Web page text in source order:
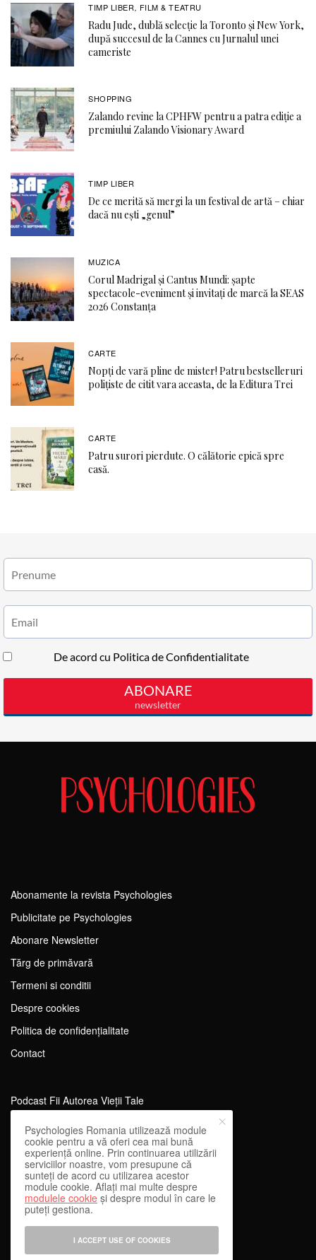
TIMP LIBER , FILM & TEATRU
Radu Jude, dublă selecție la Toronto și New York,
după succesul de la Cannes cu Jurnalul unei
cameriste
SHOPPING
Zalando revine la CPHFW pentru a patra ediție a
premiului Zalando Visionary Award
TIMP LIBER
De ce merită să mergi la un festival de artă – chiar
dacă nu ești „genul”
MUZICA
Corul Madrigal și Cantus Mundi: șapte
spectacole-eveniment și invitați de marcă la SEAS
2026 Constanța
CARTE
Nopți de vară pline de mister! Patru bestselleruri
polițiste de citit vara aceasta, de la Editura Trei
CARTE
Patru surori pierdute. O călătorie epică spre
casă.
Abonamente la revista Psychologies
Publicitate pe Psychologies
Abonare Newsletter
Tărg de primăvară
Termeni si conditii
Despre cookies
Politica de confidențialitate
Contact
Podcast Fii Autorea Vieții Tale
Evenimente Fii Autoarea Vieții Tale!
SportEdu
Antrenament Mental pentru Sportivi
Learning Network
WEnough
Reward & Engage
Psychologies Romania utilizează module
cookie pentru a vă oferi cea mai bună
experiență online. Prin continuarea utilizării
serviciilor noastre, vom presupune că
sunteți de acord cu utilizarea acestor
module cookie. Aflați mai multe despre
modulele cookie și despre modul în care le
puteți gestiona.
I ACCEPT USE OF COOKIES